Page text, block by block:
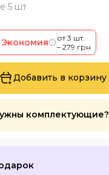
5 шт
Экономия
от 3 шт.
– 279 грн
Добавить в корзину
комплектующие?